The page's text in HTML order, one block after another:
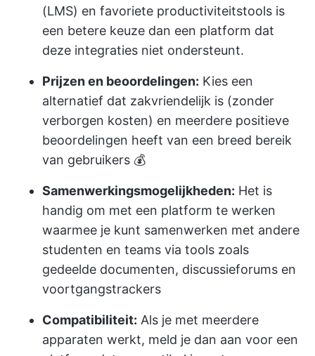
(LMS) en favoriete productiviteitstools is
een betere keuze dan een platform dat
deze integraties niet ondersteunt.
Prijzen en beoordelingen: Kies een
alternatief dat zakvriendelijk is (zonder
verborgen kosten) en meerdere positieve
beoordelingen heeft van een breed bereik
van gebruikers 💰
Samenwerkingsmogelijkheden: Het is
handig om met een platform te werken
waarmee je kunt samenwerken met andere
studenten en teams via tools zoals
gedeelde documenten, discussieforums en
voortgangstrackers
Compatibiliteit: Als je met meerdere
apparaten werkt, meld je dan aan voor een